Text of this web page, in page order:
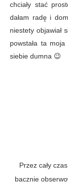
chciały stać
dałam radę i
niestety objawiał
powstała ta
siebie dumna 😉
Przez cały
bacznie